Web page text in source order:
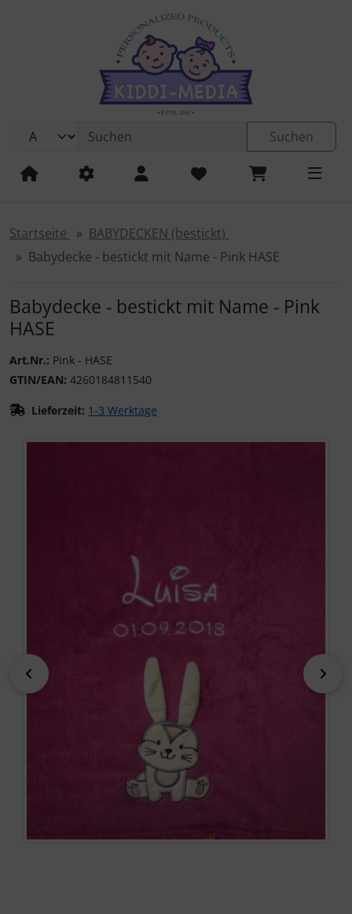
Springe zur Navigation
Springe zum Inhalt
Springe zum Login-Button
Springe zum Button für Einstellungen
Springe zu den allgemeinen InformationenSuchen
Startseite
BABYDECKEN (bestickt)
Babydecke - bestickt mit Name - Pink HASE
Babydecke - bestickt mit Name - Pink
HASE
Art.Nr.: Pink - HASE
GTIN/EAN: 4260184811540
Lieferzeit: 1-3 Werktage
Wenn mehr als ein Produktbild exitiert, können Sie die
zurück